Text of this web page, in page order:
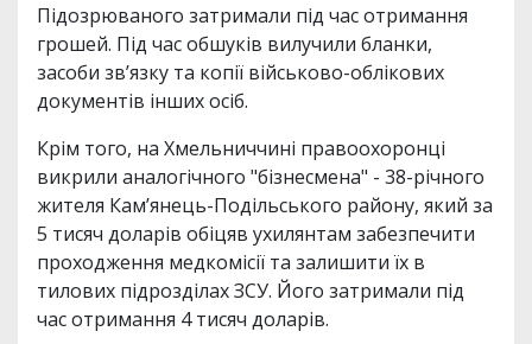
Підозрюваного затримали під час отримання
грошей. Під час обшуків вилучили бланки,
засоби зв’язку та копії військово-облікових
документів інших осіб.
Крім того, на Хмельниччині правоохоронці
викрили аналогічного "бізнесмена" - 38-річного
жителя Кам’янець-Подільського району, який за
5 тисяч доларів обіцяв ухилянтам забезпечити
проходження медкомісії та залишити їх в
тилових підрозділах ЗСУ. Його затримали під
час отримання 4 тисяч доларів.